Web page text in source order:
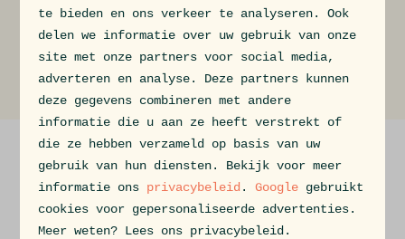
Zoek & boek Arrangementen
Kortingsacties
Veilig betalen
te bieden en ons verkeer te analyseren. Ook
delen we informatie over uw gebruik van onze
site met onze partners voor social media,
adverteren en analyse. Deze partners kunnen
deze gegevens combineren met andere
informatie die u aan ze heeft verstrekt of
die ze hebben verzameld op basis van uw
gebruik van hun diensten. Bekijk voor meer
informatie ons privacybeleid .Google gebruikt
cookies voor gepersonaliseerde advertenties.
Meer weten? Lees ons privacybeleid.